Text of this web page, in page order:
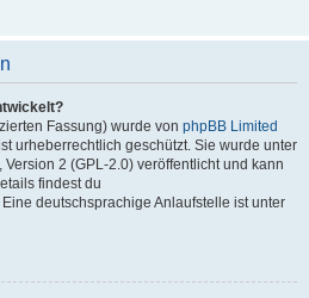
Fassung) wurde von phpBB Limited
urheberrechtlich geschützt. Sie wurde unter
2 (GPL-2.0) veröffentlicht und kann
findest du
Eine deutschsprachige Anlaufstelle ist unter